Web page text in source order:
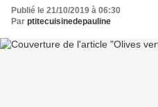
Publié le 21/10/2019 à 06:30
Par ptitecuisinedepauline